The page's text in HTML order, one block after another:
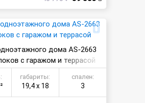
дома AS-2663
с гаражом и террасой
габариты:
19,4 х 18
спален:
3